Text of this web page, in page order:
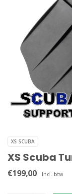
XS SCUBA
XS Scuba
€199,00 Incl. btw